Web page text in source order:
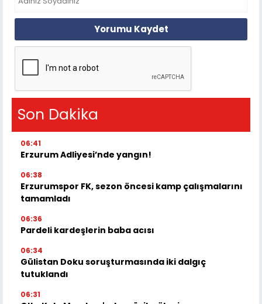
Yorumu Kaydet
Son Dakika
06:41
Erzurum Adliyesi’nde yangın!
06:38
Erzurumspor FK, sezon öncesi kamp çalışmalarını
tamamladı
06:36
Pardeli kardeşlerin baba acısı
06:34
Gülistan Doku soruşturmasında iki dalgıç
tutuklandı
06:31